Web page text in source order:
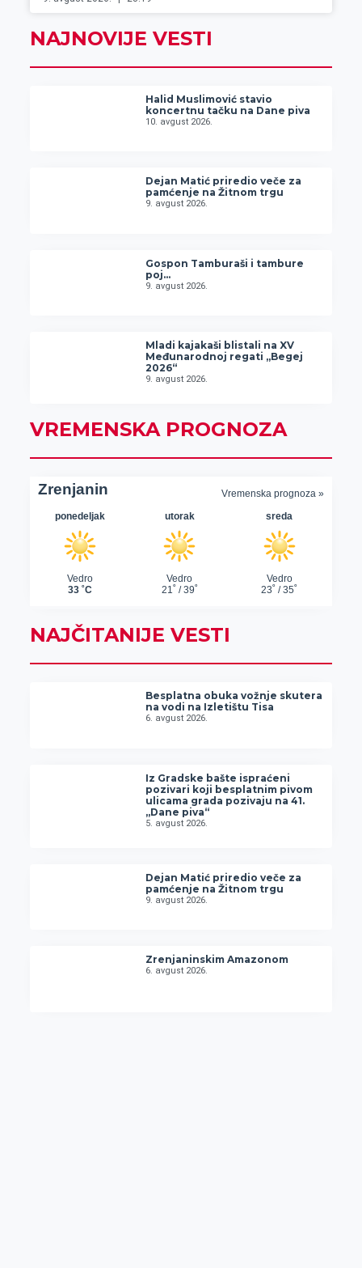
NAJNOVIJE VESTI
Halid Muslimović stavio
koncertnu tačku na Dane piva
10. avgust 2026.
Dejan Matić priredio veče za
pamćenje na Žitnom trgu
9. avgust 2026.
Gospon Tamburaši i tambure
poj…
9. avgust 2026.
Mladi kajakaši blistali na XV
Međunarodnoj regati „Begej
2026“
9. avgust 2026.
VREMENSKA PROGNOZA
NAJČITANIJE VESTI
Besplatna obuka vožnje skutera
na vodi na Izletištu Tisa
6. avgust 2026.
Iz Gradske bašte ispraćeni
pozivari koji besplatnim pivom
ulicama grada pozivaju na 41.
„Dane piva“
5. avgust 2026.
Dejan Matić priredio veče za
pamćenje na Žitnom trgu
9. avgust 2026.
Zrenjaninskim Amazonom
6. avgust 2026.